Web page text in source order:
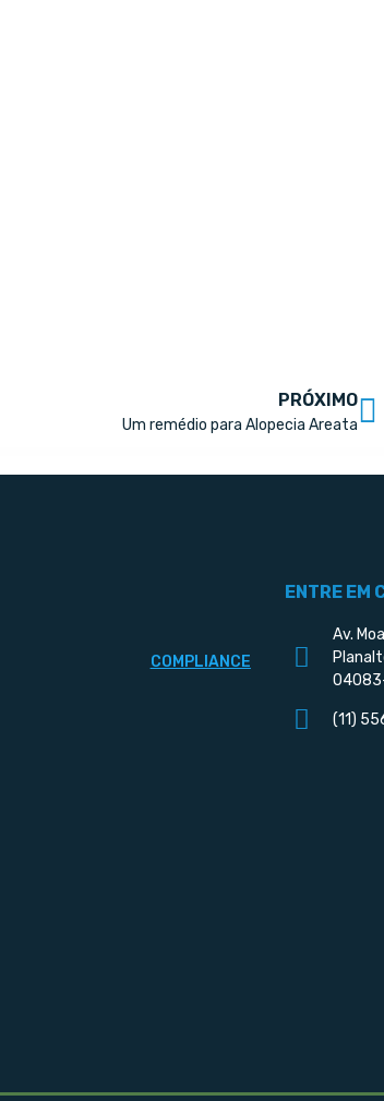
PRÓXIMO
Um remédio para Alopecia Areata
COMPLIANCE
ENTRE EM
Av.
(11)